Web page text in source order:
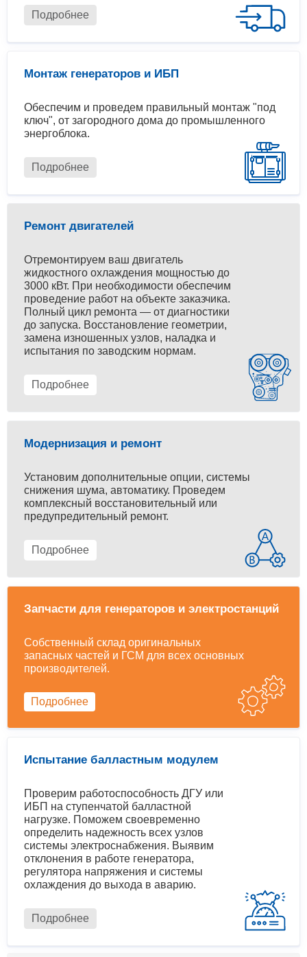
Подробнее
Монтаж генераторов и ИБП
Обеспечим и проведем правильный монтаж "под
ключ", от загородного дома до промышленного
энергоблока.
Подробнее
Ремонт двигателей
Отремонтируем ваш двигатель
жидкостного охлаждения мощностью до
3000 кВт. При необходимости обеспечим
проведение работ на объекте заказчика.
Полный цикл ремонта — от диагностики
до запуска. Восстановление геометрии,
замена изношенных узлов, наладка и
испытания по заводским нормам.
Подробнее
Модернизация и ремонт
Установим дополнительные опции, системы
снижения шума, автоматику. Проведем
комплексный восстановительный или
предупредительный ремонт.
Подробнее
Запчасти для генераторов и электростанций
Собственный склад оригинальных
запасных частей и ГСМ для всех основных
производителей.
Подробнее
Испытание балластным модулем
Проверим работоспособность ДГУ или
ИБП на ступенчатой балластной
нагрузке. Поможем своевременно
определить надежность всех узлов
системы электроснабжения. Выявим
отклонения в работе генератора,
регулятора напряжения и системы
охлаждения до выхода в аварию.
Подробнее